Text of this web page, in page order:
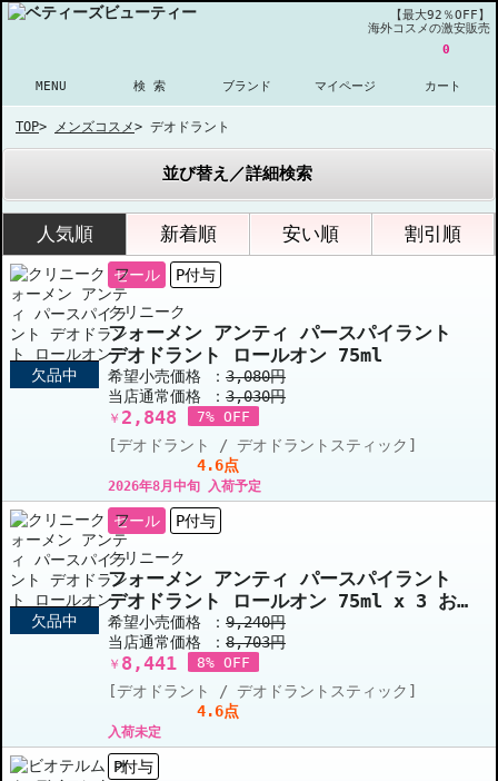
【最大92％OFF】
海外コスメの激安販売
MENU 検 索 ブランド マイページ
0
カート
TOP> メンズコスメ> デオドラント
並び替え／詳細検索
人気順 新着順 安い順 割引順
欠品中
セール P付与
クリニーク
フォーメン アンティ パースパイラント
デオドラント ロールオン 75ml
希望小売価格 ： 3,080円
当店通常価格 ： 3,030円
￥ 2,848 7% OFF
[デオドラント / デオドラントスティック]
4.6点
2026年8月中旬 入荷予定
欠品中
セール P付与
クリニーク
フォーメン アンティ パースパイラント
デオドラント ロールオン 75ml x 3 お
得な3個セット
希望小売価格 ： 9,240円
当店通常価格 ： 8,703円
￥ 8,441 8% OFF
[デオドラント / デオドラントスティック]
4.6点
入荷未定
P付与